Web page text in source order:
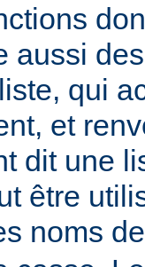
aussi
qui
et
dit une
être
noms